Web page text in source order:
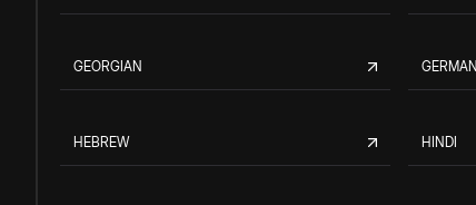
GEORGIAN GERMAN
HEBREW HINDI